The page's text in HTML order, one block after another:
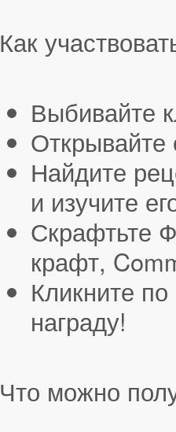
Как
Выбивайте
Открывайте
Найдите
и изучите
Скрафтьте
крафт,
Кликните
награду!
Что можно